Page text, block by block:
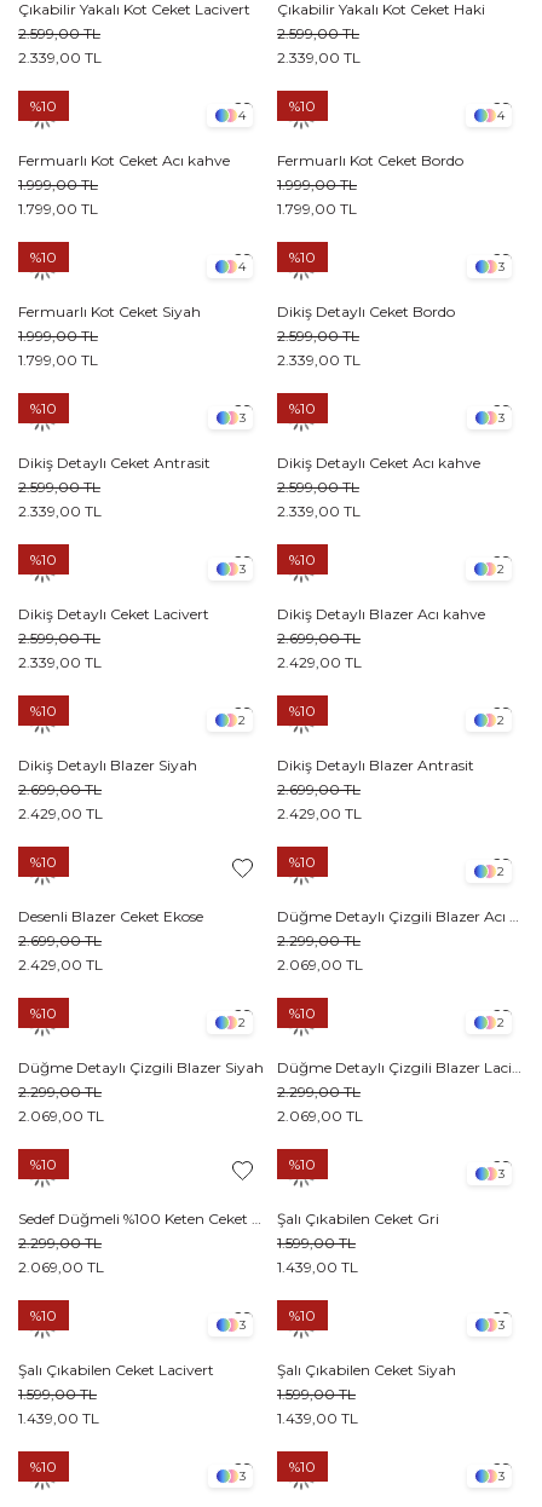
Çıkabilir Yakalı Kot Ceket Lacivert
2.339,00 TL
2.599,00 TL
Çıkabilir Yakalı Kot Ceket Haki
2.339,00 TL
2.599,00 TL
4
Fermuarlı Kot Ceket Acı kahve
1.799,00 TL
1.999,00 TL
%10
4
Fermuarlı Kot Ceket Bordo
1.799,00 TL
1.999,00 TL
%10
4
Fermuarlı Kot Ceket Siyah
1.799,00 TL
1.999,00 TL
%10
3
Dikiş Detaylı Ceket Bordo
2.339,00 TL
2.599,00 TL
%10
3
Dikiş Detaylı Ceket Antrasit
2.339,00 TL
2.599,00 TL
%10
3
Dikiş Detaylı Ceket Acı kahve
2.339,00 TL
2.599,00 TL
%10
3
Dikiş Detaylı Ceket Lacivert
2.339,00 TL
2.599,00 TL
%10
2
Dikiş Detaylı Blazer Acı kahve
2.429,00 TL
2.699,00 TL
%10
2
Dikiş Detaylı Blazer Siyah
2.429,00 TL
2.699,00 TL
%10
2
Dikiş Detaylı Blazer Antrasit
2.429,00 TL
2.699,00 TL
%10
Desenli Blazer Ceket Ekose
2.429,00 TL
2.699,00 TL
%10
2
2.069,00 TL
2.299,00 TL
%10
2
Düğme Detaylı Çizgili Blazer Siyah
2.069,00 TL
2.299,00 TL
%10
2
2.069,00 TL
2.299,00 TL
%10
2.069,00 TL
2.299,00 TL
%10
3
Şalı Çıkabilen Ceket Gri
1.439,00 TL
1.599,00 TL
%10
3
Şalı Çıkabilen Ceket Lacivert
1.439,00 TL
1.599,00 TL
%10
3
Şalı Çıkabilen Ceket Siyah
1.439,00 TL
1.599,00 TL
%10
3
%10
3
%10